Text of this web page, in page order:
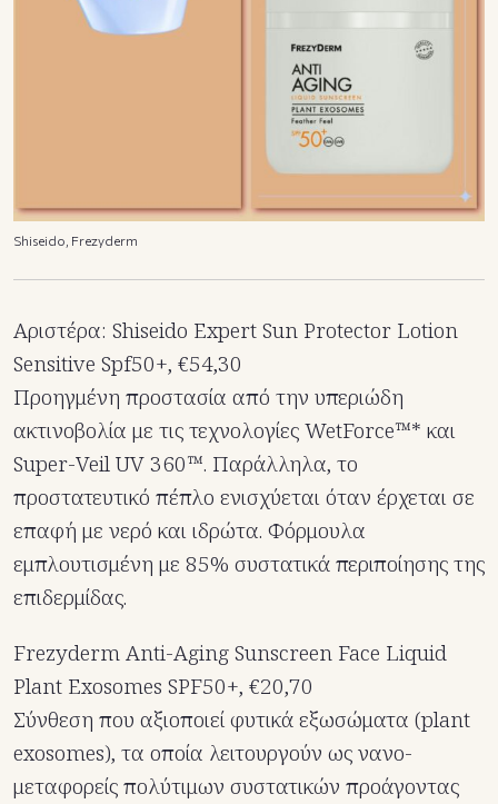
Shiseido, Frezyderm
Αριστέρα: Shiseido Expert Sun Protector Lotion
Sensitive Spf50+, €54,30
Προηγμένη προστασία από την υπεριώδη
ακτινοβολία με τις τεχνολογίες WetForce™* και
Super-Veil UV 360™. Παράλληλα, το
προστατευτικό πέπλο ενισχύεται όταν έρχεται σε
επαφή με νερό και ιδρώτα. Φόρμουλα
εμπλουτισμένη με 85% συστατικά περιποίησης της
επιδερμίδας.
Frezyderm Anti-Aging Sunscreen Face Liquid
Plant Exosomes SPF50+, €20,70
Σύνθεση που αξιοποιεί φυτικά εξωσώματα (plant
exosomes), τα οποία λειτουργούν ως νανο-
μεταφορείς πολύτιμων συστατικών προάγοντας